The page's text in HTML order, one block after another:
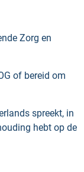
Zorg en
of bereid om
spreekt, in
hebt op de